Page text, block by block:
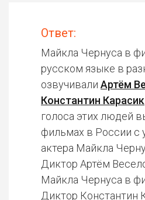
Ответ:
Майкла Чернуса в
русском языке в
озвучивали Артём
Константин Карасик
голоса этих людей
фильмах в России с
актера Майкла
Диктор Артём
Майкла Чернуса в
Диктор Константин